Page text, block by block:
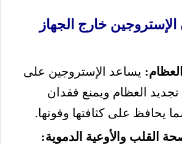
خارج الجهاز
يساعد الإستروجين على
العظام ويمنع فقدان
يحافظ على كثافتها وقوتها.
القلب والأوعية الدموية: